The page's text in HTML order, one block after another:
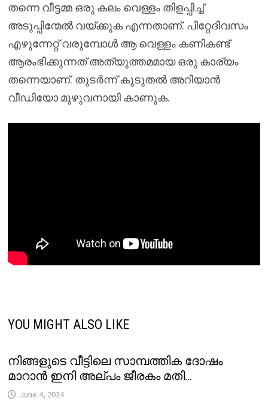
തന്നെ വീട്ടമ്മ ഒരു കലം വെള്ളം തിളപ്പിച്ച്
അടുപ്പിന്മേൽ വയ്ക്കുക എന്നതാണ്. പിറ്റേദിവസം
എഴുന്നേറ്റ് വരുമ്പോൾ ആ വെള്ളം കണികണ്ട്
ആരംഭിക്കുന്നത് അത്യുത്തമമായ ഒരു കാര്യം
തന്നെയാണ്. തുടർന്ന് കൂടുതൽ അറിയാൻ
വീഡിയോ മുഴുവനായി കാണുക.
YOU MIGHT ALSO LIKE
നിങ്ങളുടെ വീട്ടിലെ സാമ്പത്തിക ദോഷം
മാറാൻ ഇനി അല്പം ജീരകം മതി…
June 4, 2024